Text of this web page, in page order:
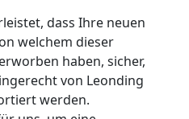
dass Ihre neuen
welchem dieser
haben, sicher,
von Leonding
werden.